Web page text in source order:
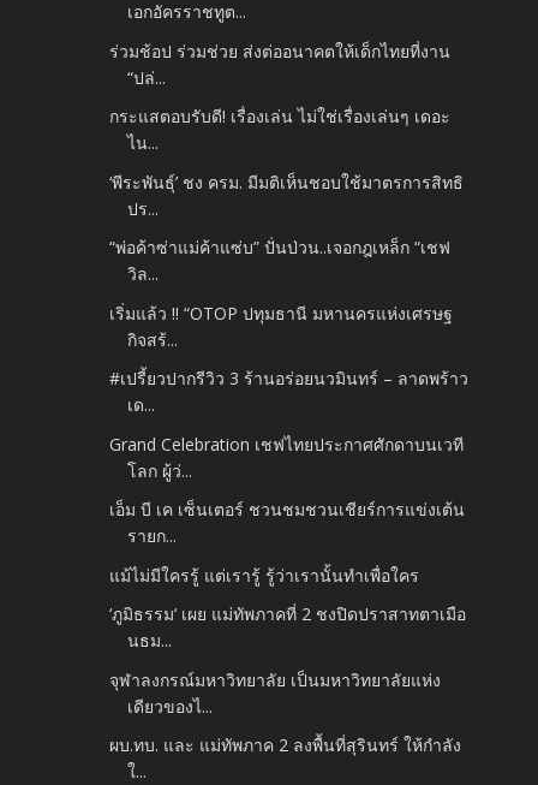
เอกอัครราชทูต...
ร่วมช้อป ร่วมช่วย ส่งต่ออนาคตให้เด็กไทยที่งาน
“ปล่...
กระแสตอบรับดี! เรื่องเล่น ไม่ใช่เรื่องเล่นๆ เดอะ
ไน...
‘พีระพันธุ์’ ชง ครม. มีมติเห็นชอบใช้มาตรการสิทธิ
ปร...
“พ่อค้าซ่าแม่ค้าแซ่บ” ปั่นป่วน..เจอกฎเหล็ก “เชฟ
วิล...
เริ่มแล้ว !! “OTOP ปทุมธานี มหานครแห่งเศรษฐ
กิจสร้...
#เปรี้ยวปากรีวิว 3 ร้านอร่อยนวมินทร์ – ลาดพร้าว
เด...
Grand Celebration เชฟไทยประกาศศักดาบนเวที
โลก ผู้ว่...
เอ็ม บี เค เซ็นเตอร์ ชวนชมชวนเชียร์การแข่งเต้น
รายก...
แม้ไม่มีใครรู้ แต่เรารู้ รู้ว่าเรานั้นทำเพื่อใคร
‘ภูมิธรรม‘ เผย แม่ทัพภาคที่ 2 ชงปิดปราสาทตาเมือ
นธม...
จุฬาลงกรณ์มหาวิทยาลัย เป็นมหาวิทยาลัยแห่ง
เดียวของไ...
ผบ.ทบ. และ แม่ทัพภาค 2 ลงพื้นที่สุรินทร์ ให้กำลัง
ใ...